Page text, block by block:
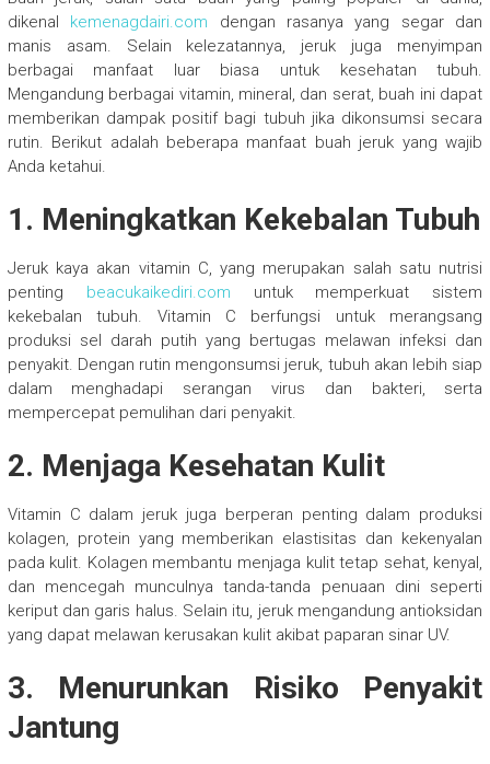
dikenal kemenagdairi.com dengan rasanya yang segar dan
manis asam. Selain kelezatannya, jeruk juga menyimpan
berbagai manfaat luar biasa untuk kesehatan tubuh.
Mengandung berbagai vitamin, mineral, dan serat, buah ini dapat
memberikan dampak positif bagi tubuh jika dikonsumsi secara
rutin. Berikut adalah beberapa manfaat buah jeruk yang wajib
Anda ketahui.
1. Meningkatkan Kekebalan Tubuh
Jeruk kaya akan vitamin C, yang merupakan salah satu nutrisi
penting beacukaikediri.com untuk memperkuat sistem
kekebalan tubuh. Vitamin C berfungsi untuk merangsang
produksi sel darah putih yang bertugas melawan infeksi dan
penyakit. Dengan rutin mengonsumsi jeruk, tubuh akan lebih siap
dalam menghadapi serangan virus dan bakteri, serta
mempercepat pemulihan dari penyakit.
2. Menjaga Kesehatan Kulit
Vitamin C dalam jeruk juga berperan penting dalam produksi
kolagen, protein yang memberikan elastisitas dan kekenyalan
pada kulit. Kolagen membantu menjaga kulit tetap sehat, kenyal,
dan mencegah munculnya tanda-tanda penuaan dini seperti
keriput dan garis halus. Selain itu, jeruk mengandung antioksidan
yang dapat melawan kerusakan kulit akibat paparan sinar UV.
3. Menurunkan Risiko Penyakit
Jantung